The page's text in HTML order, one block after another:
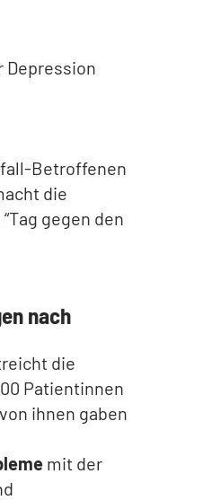
Depression
Betroffenen
die
gegen den
nach
die
Patientinnen
von ihnen gaben
mit der